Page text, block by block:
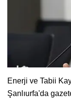
Enerji ve Tabii
Şanlıurfa'da